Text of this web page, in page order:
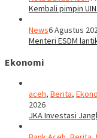
Kembali pimpin
News6 Agustus
Menteri ESDM
Ekonomi
aceh, Berita,
2026
JKA Investasi